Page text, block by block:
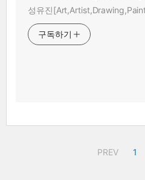
성유진
구독하기
PREV 1